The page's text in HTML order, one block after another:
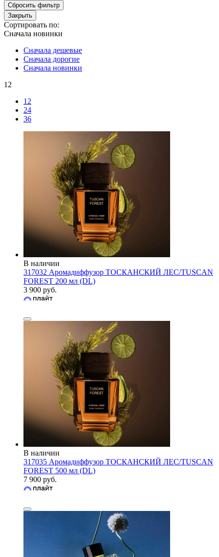
Сбросить фильтр
Закрыть
Сортировать по:
Сначала новинки
Сначала дешевые
Сначала дорогие
Сначала новинки
12
12
24
36
В наличии
317032 Аромадиффузор ТОСКАНСКИЙ ЛЕС/TUSCAN
FOREST 200 мл (DL)
3 900 руб.
В наличии
317035 Аромадиффузор ТОСКАНСКИЙ ЛЕС/TUSCAN
FOREST 500 мл (DL)
7 900 руб.